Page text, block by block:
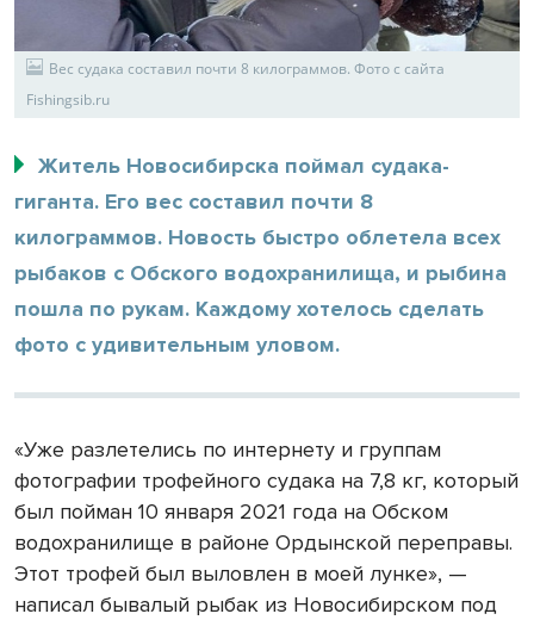
Вес судака составил почти 8 килограммов. Фото с сайта
Fishingsib.ru
Житель Новосибирска поймал судака-
гиганта. Его вес составил почти 8
килограммов. Новость быстро облетела всех
рыбаков с Обского водохранилища, и рыбина
пошла по рукам. Каждому хотелось сделать
фото с удивительным уловом.
«Уже разлетелись по интернету и группам
фотографии трофейного судака на 7,8 кг, который
был пойман 10 января 2021 года на Обском
водохранилище в районе Ордынской переправы.
Этот трофей был выловлен в моей лунке», —
написал бывалый рыбак из Новосибирском под